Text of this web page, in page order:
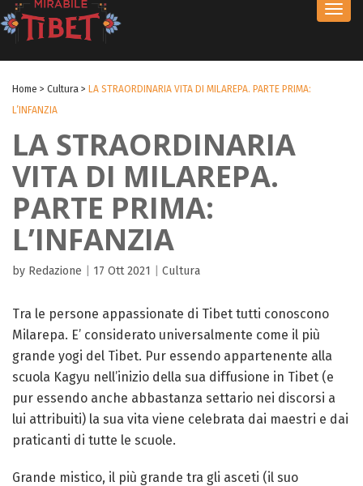
Home > Cultura > LA STRAORDINARIA VITA DI MILAREPA. PARTE PRIMA:
L’INFANZIA
LA STRAORDINARIA
VITA DI MILAREPA.
PARTE PRIMA:
L’INFANZIA
by Redazione 17 Ott 2021 Cultura
Tra le persone appassionate di Tibet tutti conoscono
Milarepa. E’ considerato universalmente come il più
grande yogi del Tibet. Pur essendo appartenente alla
scuola Kagyu nell’inizio della sua diffusione in Tibet (e
pur essendo anche abbastanza settario nei discorsi a
lui attribuiti) la sua vita viene celebrata dai maestri e dai
praticanti di tutte le scuole.
Grande mistico, il più grande tra gli asceti (il suo